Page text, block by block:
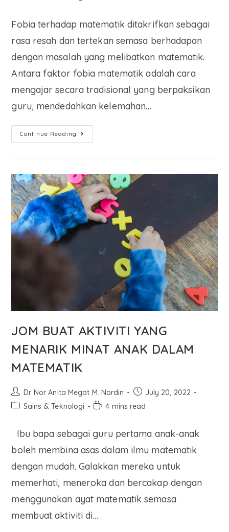
Fobia terhadap matematik ditakrifkan sebagai
rasa resah dan tertekan semasa berhadapan
dengan masalah yang melibatkan matematik.
Antara faktor fobia matematik adalah cara
mengajar secara tradisional yang berpaksikan
guru, mendedahkan kelemahan…
Continue Reading
JOM BUAT AKTIVITI YANG
MENARIK MINAT ANAK DALAM
MATEMATIK
Dr. Nor Anita Megat M. Nordin
July 20, 2022
Sains & Teknologi
4 mins read
Ibu bapa sebagai guru pertama anak-anak
boleh membina asas dalam ilmu matematik
dengan mudah. Galakkan mereka untuk
memerhati, meneroka dan bercakap dengan
menggunakan ayat matematik semasa
membuat aktiviti di…